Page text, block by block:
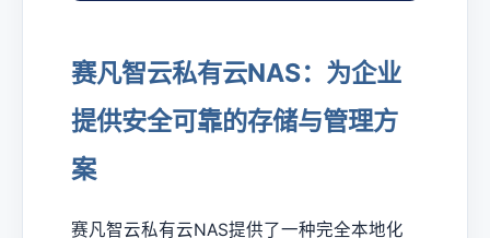
赛凡智云私有云NAS：为企业
提供安全可靠的存储与管理方
案
赛凡智云私有云NAS提供了一种完全本地化